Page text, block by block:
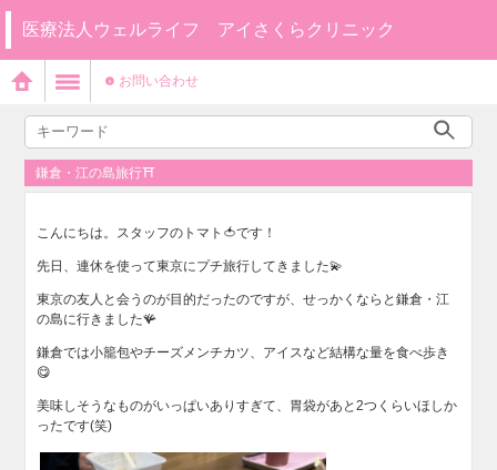
医療法人ウェルライフ アイさくらクリニック
お問い合わせ
鎌倉・江の島旅行⛩
こんにちは。スタッフのトマト🍅です！
先日、連休を使って東京にプチ旅行してきました💫
東京の友人と会うのが目的だったのですが、せっかくならと鎌倉・江
の島に行きました🪸
鎌倉では小籠包やチーズメンチカツ、アイスなど結構な量を食べ歩き
😋
美味しそうなものがいっぱいありすぎて、胃袋があと2つくらいほしか
ったです(笑)